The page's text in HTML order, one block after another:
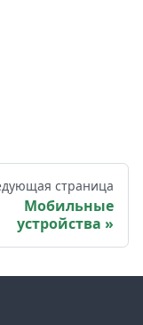
страница
Мобильные
устройства